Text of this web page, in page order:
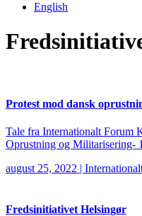
English
Protest mod dansk
Tale fra Internationalt Forum
Oprustning og Militarisering-
august 25, 2022 |
Fredsinitiativet Helsingør